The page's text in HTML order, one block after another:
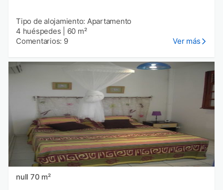
Tipo de alojamiento: Apartamento
4 huéspedes
60 m²
Comentarios: 9
Ver más
null 70 m²